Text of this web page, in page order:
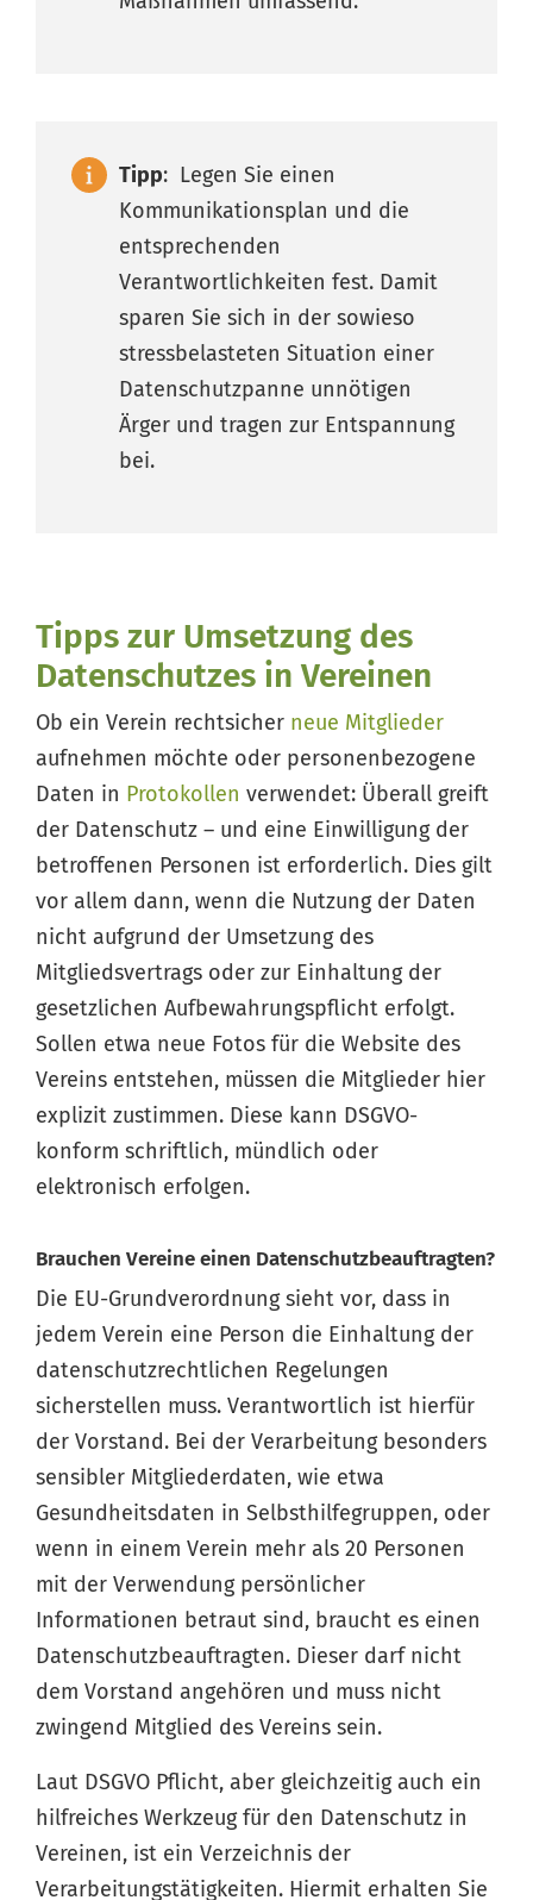
Tipp: Legen Sie einen
Kommunikationsplan und die
entsprechenden
Verantwortlichkeiten fest. Damit
sparen Sie sich in der sowieso
stressbelasteten Situation einer
Datenschutzpanne unnötigen
Ärger und tragen zur Entspannung
bei.
Tipps zur Umsetzung des
Datenschutzes in Vereinen
Ob ein Verein rechtsicher neue Mitglieder
aufnehmen möchte oder personenbezogene
Daten in Protokollen verwendet: Überall greift
der Datenschutz – und eine Einwilligung der
betroffenen Personen ist erforderlich. Dies gilt
vor allem dann, wenn die Nutzung der Daten
nicht aufgrund der Umsetzung des
Mitgliedsvertrags oder zur Einhaltung der
gesetzlichen Aufbewahrungspflicht erfolgt.
Sollen etwa neue Fotos für die Website des
Vereins entstehen, müssen die Mitglieder hier
explizit zustimmen. Diese kann DSGVO-
konform schriftlich, mündlich oder
elektronisch erfolgen.
Brauchen Vereine einen Datenschutzbeauftragten?
Die EU-Grundverordnung sieht vor, dass in
jedem Verein eine Person die Einhaltung der
datenschutzrechtlichen Regelungen
sicherstellen muss. Verantwortlich ist hierfür
der Vorstand. Bei der Verarbeitung besonders
sensibler Mitgliederdaten, wie etwa
Gesundheitsdaten in Selbsthilfegruppen, oder
wenn in einem Verein mehr als 20 Personen
mit der Verwendung persönlicher
Informationen betraut sind, braucht es einen
Datenschutzbeauftragten. Dieser darf nicht
dem Vorstand angehören und muss nicht
zwingend Mitglied des Vereins sein.
Laut DSGVO Pflicht, aber gleichzeitig auch ein
hilfreiches Werkzeug für den Datenschutz in
Vereinen, ist ein Verzeichnis der
Verarbeitungstätigkeiten. Hiermit erhalten Sie